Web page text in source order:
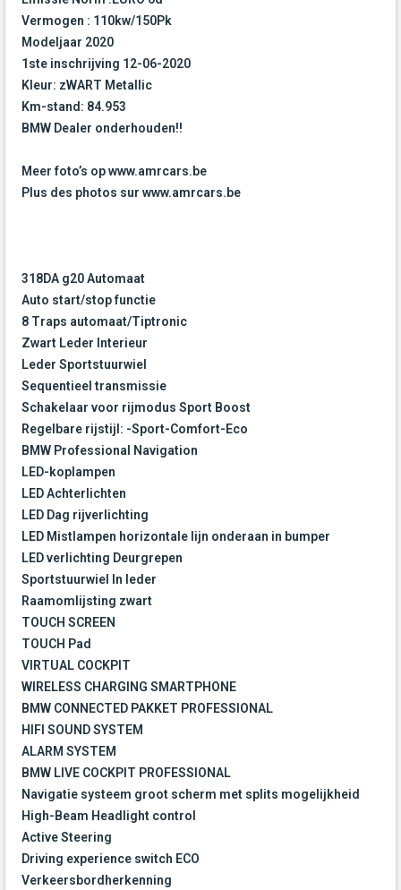
Vermogen : 110kw/150Pk
Modeljaar 2020
1ste inschrijving 12-06-2020
Kleur: zWART Metallic
Km-stand: 84.953
BMW Dealer onderhouden!!
Meer foto’s op www.amrcars.be
Plus des photos sur www.amrcars.be
318DA g20 Automaat
Auto start/stop functie
8 Traps automaat/Tiptronic
Zwart Leder Interieur
Leder Sportstuurwiel
Sequentieel transmissie
Schakelaar voor rijmodus Sport Boost
Regelbare rijstijl: -Sport-Comfort-Eco
BMW Professional Navigation
LED-koplampen
LED Achterlichten
LED Dag rijverlichting
LED Mistlampen horizontale lijn onderaan in bumper
LED verlichting Deurgrepen
Sportstuurwiel In leder
Raamomlijsting zwart
TOUCH SCREEN
TOUCH Pad
VIRTUAL COCKPIT
WIRELESS CHARGING SMARTPHONE
BMW CONNECTED PAKKET PROFESSIONAL
HIFI SOUND SYSTEM
ALARM SYSTEM
BMW LIVE COCKPIT PROFESSIONAL
Navigatie systeem groot scherm met splits mogelijkheid
High-Beam Headlight control
Active Steering
Driving experience switch ECO
Verkeersbordherkenning